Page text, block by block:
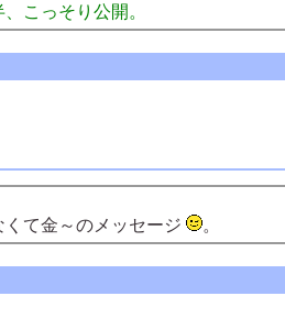
こっそり公開。
て金～のメッセージ
。